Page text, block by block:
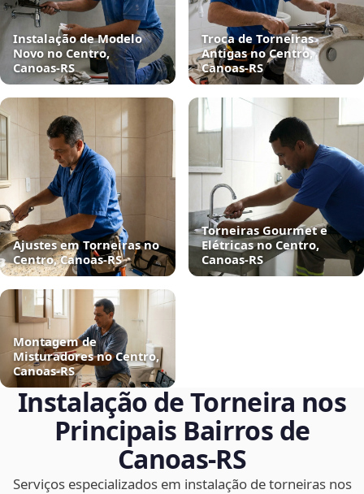
Instalação de Modelo
Novo no Centro,
Canoas‑RS
Troca de Torneiras
Antigas no Centro,
Canoas‑RS
Ajustes em Torneiras no
Centro, Canoas‑RS
Torneiras Gourmet e
Elétricas no Centro,
Canoas‑RS
Montagem de
Misturadores no Centro,
Canoas‑RS
Instalação de Torneira nos
Principais Bairros de
Canoas‑RS
Serviços especializados em instalação de torneiras nos